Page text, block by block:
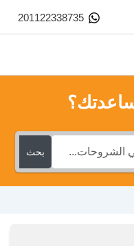
201122338735
بحث